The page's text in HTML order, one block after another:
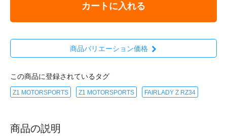
カートに入れる
商品バリエーション価格
この商品に登録されているタグ
Z1 MOTORSPORTS Z1 MOTORSPORTS FAIRLADY Z RZ34
商品の説明